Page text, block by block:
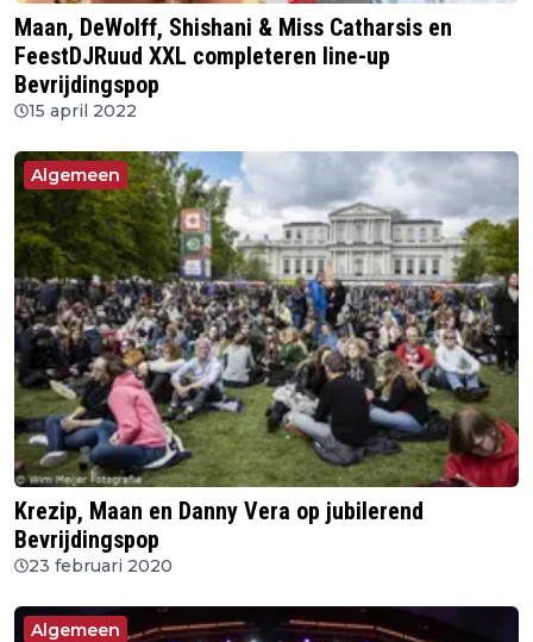
Maan, DeWolff, Shishani & Miss Catharsis en
FeestDJRuud XXL completeren line-up
Bevrijdingspop
15 april 2022
Algemeen
Krezip, Maan en Danny Vera op jubilerend
Bevrijdingspop
23 februari 2020
Algemeen